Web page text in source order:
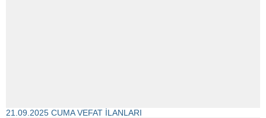
21.09.2025 CUMA VEFAT İLANLARI